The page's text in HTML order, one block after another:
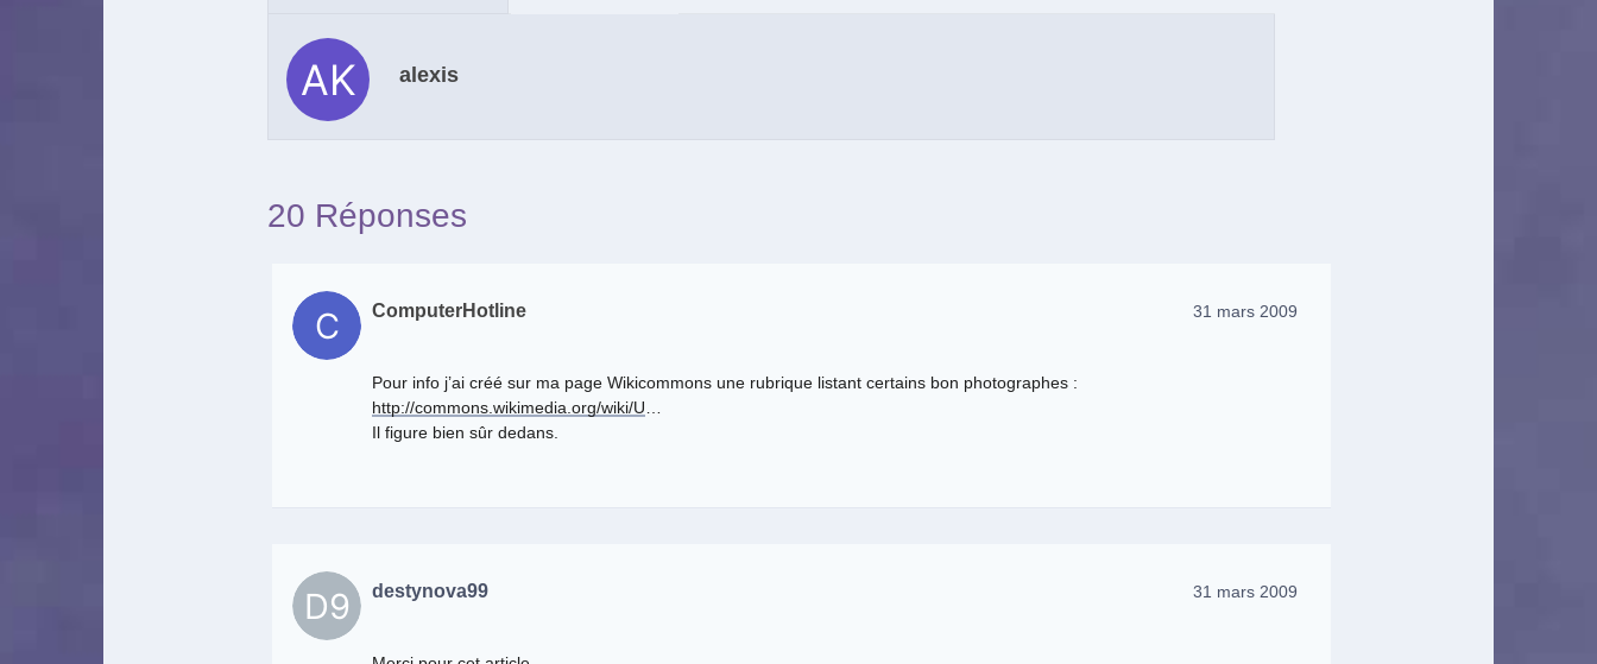
alexis
20 Réponses
ComputerHotline 31 mars 2009
Pour info j’ai créé sur ma page Wikicommons une rubrique listant certains bon photographes :
http://commons.wikimedia.org/wiki/U…
Il figure bien sûr dedans.
destynova99 31 mars 2009